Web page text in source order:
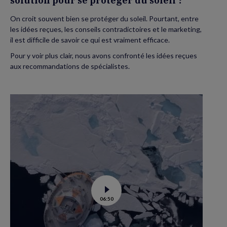
On croit souvent bien se protéger du soleil. Pourtant, entre
les idées reçues, les conseils contradictoires et le marketing,
il est difficile de savoir ce qui est vraiment efficace.
Pour y voir plus clair, nous avons confronté les idées reçues
aux recommandations de spécialistes.
Voir
la
vidéo
de
Tara
06:50